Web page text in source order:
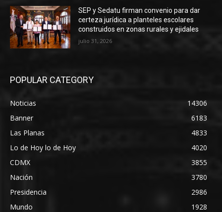
SEP y Sedatu firman convenio para dar
certeza jurídica a planteles escolares
construidos en zonas rurales y ejidales
julio 31, 2026
POPULAR CATEGORY
Noticias
14306
Banner
6183
Las Planas
4833
Lo de Hoy lo de Hoy
4020
CDMX
3855
Nación
3780
Presidencia
2986
Mundo
1928